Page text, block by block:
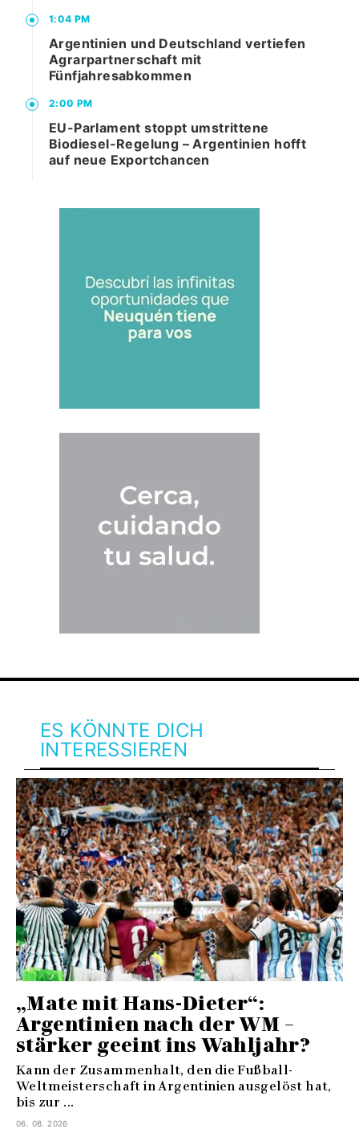
1:04 PM
Argentinien und Deutschland vertiefen
Agrarpartnerschaft mit
Fünfjahresabkommen
2:00 PM
EU-Parlament stoppt umstrittene
Biodiesel-Regelung – Argentinien hofft
auf neue Exportchancen
ES KÖNNTE DICH
INTERESSIEREN
„Mate mit Hans-Dieter“:
Argentinien nach der WM –
stärker geeint ins Wahljahr?
Kann der Zusammenhalt, den die Fußball-
Weltmeisterschaft in Argentinien ausgelöst hat,
bis zur ...
06. 08. 2026